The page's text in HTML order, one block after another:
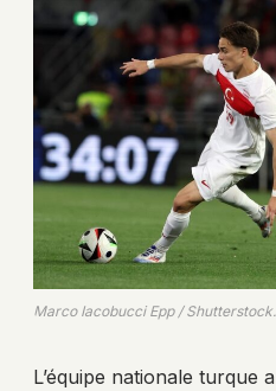
Marco Iacobucci Epp /
L’équipe nationale turque